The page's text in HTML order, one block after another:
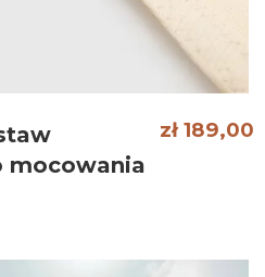
mocowania
zł 189,00